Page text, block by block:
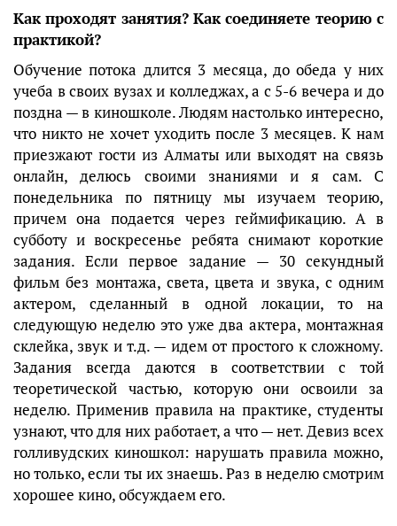
Как проходят занятия? Как соединяете теорию с
практикой?
Обучение потока длится 3 месяца, до обеда у них
учеба в своих вузах и колледжах, а с 5-6 вечера и до
поздна — в киношколе. Людям настолько интересно,
что никто не хочет уходить после 3 месяцев. К нам
приезжают гости из Алматы или выходят на связь
онлайн, делюсь своими знаниями и я сам. С
понедельника по пятницу мы изучаем теорию,
причем она подается через геймификацию. А в
субботу и воскресенье ребята снимают короткие
задания. Если первое задание — 30 секундный
фильм без монтажа, света, цвета и звука, с одним
актером, сделанный в одной локации, то на
следующую неделю это уже два актера, монтажная
склейка, звук и т.д. — идем от простого к сложному.
Задания всегда даются в соответствии с той
теоретической частью, которую они освоили за
неделю. Применив правила на практике, студенты
узнают, что для них работает, а что — нет. Девиз всех
голливудских киношкол: нарушать правила можно,
но только, если ты их знаешь. Раз в неделю смотрим
хорошее кино, обсуждаем его.